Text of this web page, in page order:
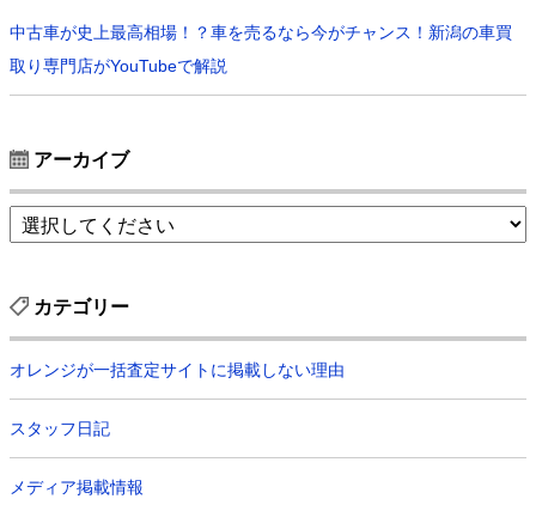
中古車が史上最高相場！？車を売るなら今がチャンス！新潟の車買
取り専門店がYouTubeで解説
アーカイブ
カテゴリー
オレンジが一括査定サイトに掲載しない理由
スタッフ日記
メディア掲載情報